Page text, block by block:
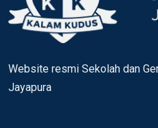
Website resmi Sekolah dan
Jayapura